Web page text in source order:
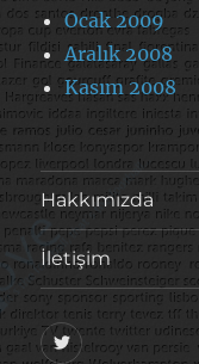
Ocak 2009
Aralık 2008
Kasım 2008
Hakkımızda
İletişim
@footballove